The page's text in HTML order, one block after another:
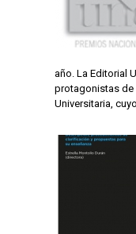
año. La Editorial
protagonistas de
Universitaria,